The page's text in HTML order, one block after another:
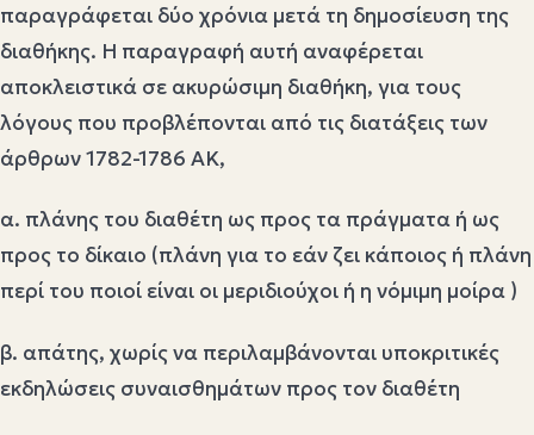
παραγράφεται δύο χρόνια μετά τη δημοσίευση της
διαθήκης. Η παραγραφή αυτή αναφέρεται
αποκλειστικά σε ακυρώσιμη διαθήκη, για τους
λόγους που προβλέπονται από τις διατάξεις των
άρθρων 1782-1786 ΑΚ,
α. πλάνης του διαθέτη ως προς τα πράγματα ή ως
προς το δίκαιο (πλάνη για το εάν ζει κάποιος ή πλάνη
περί του ποιοί είναι οι μεριδιούχοι ή η νόμιμη μοίρα )
β. απάτης, χωρίς να περιλαμβάνονται υποκριτικές
εκδηλώσεις συναισθημάτων προς τον διαθέτη